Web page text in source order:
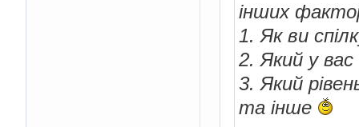
інших
1. Як ви
2. Який у вас
3. Який
та інше